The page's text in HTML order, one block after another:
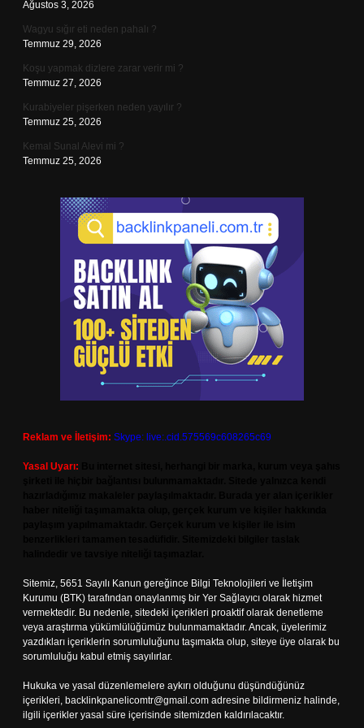
Ağustos 3, 2026
Wagyu sığır eti neden pahalı ?
Temmuz 29, 2026
Koşu yapmak dizlere zarar verir mi ?
Temmuz 27, 2026
Kurabiyeler pişerken neden yayılır ?
Temmuz 25, 2026
Kemal Sunal Alevi mi ?
Temmuz 25, 2026
Reklam ve İletişim: Skype: live:.cid.575569c608265c69
Yasal Uyarı:
Sitemiz, 5651 Sayılı Kanun gereğince Bilgi Teknolojileri ve İletişim
Kurumu (BTK) tarafından onaylanmış bir Yer Sağlayıcı olarak hizmet
vermektedir. Bu nedenle, sitedeki içerikleri proaktif olarak denetleme
veya araştırma yükümlülüğümüz bulunmamaktadır. Ancak, üyelerimiz
yazdıkları içeriklerin sorumluluğunu taşımakta olup, siteye üye olarak bu
sorumluluğu kabul etmiş sayılırlar.
Hukuka ve yasal düzenlemelere aykırı olduğunu düşündüğünüz
içerikleri, backlinkpanelicomtr@gmail.com adresine bildirmeniz halinde,
ilgili içerikler yasal süre içerisinde sitemizden kaldırılacaktır.